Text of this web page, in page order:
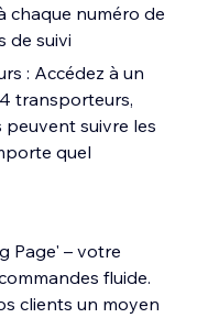
chaque numéro de
de suivi
: Accédez à un
transporteurs,
suivre les
quel
Page' – votre
fluide.
clients un moyen